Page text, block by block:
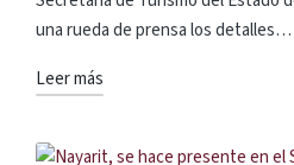
una rueda de prensa los detalles…
Leer más